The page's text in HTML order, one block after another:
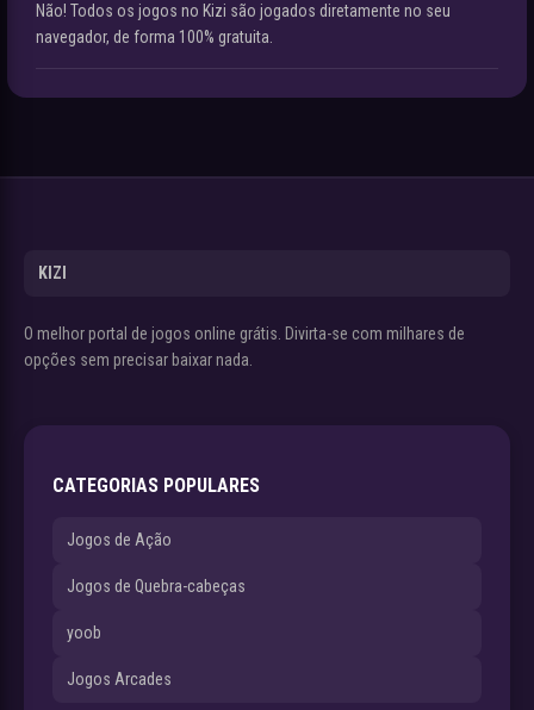
Não! Todos os jogos no Kizi são jogados diretamente no seu
navegador, de forma 100% gratuita.
KIZI
O melhor portal de jogos online grátis. Divirta-se com milhares de
opções sem precisar baixar nada.
CATEGORIAS POPULARES
Jogos de Ação
Jogos de Quebra-cabeças
yoob
Jogos Arcades